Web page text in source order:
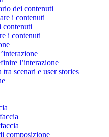
dei contenuti
i contenuti
contenuti
i contenuti
l’interazione
scenari e user stories
composizione